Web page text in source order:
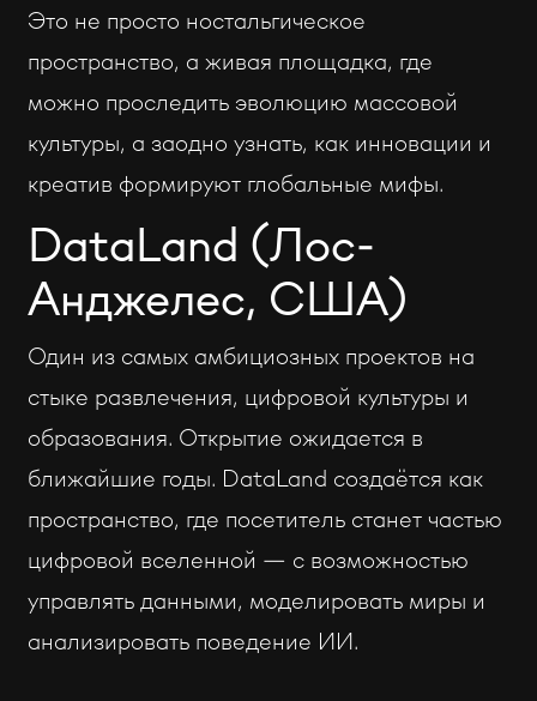
Это не просто ностальгическое
пространство, а живая площадка, где
можно проследить эволюцию массовой
культуры, а заодно узнать, как инновации и
креатив формируют глобальные мифы.
DataLand (Лос-
Анджелес, США)
Один из самых амбициозных проектов на
стыке развлечения, цифровой культуры и
образования. Открытие ожидается в
ближайшие годы. DataLand создаётся как
пространство, где посетитель станет частью
цифровой вселенной — с возможностью
управлять данными, моделировать миры и
анализировать поведение ИИ.